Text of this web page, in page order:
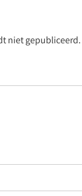
niet gepubliceerd.